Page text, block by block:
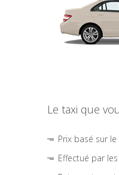
Le taxi que
Prix basé sur
Effectué par